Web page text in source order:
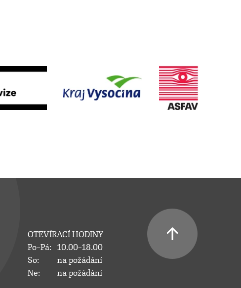
OTEVÍRACÍ HODINY
Po–Pá:
10.00–18.00
So:
na požádání
Ne:
na požádání